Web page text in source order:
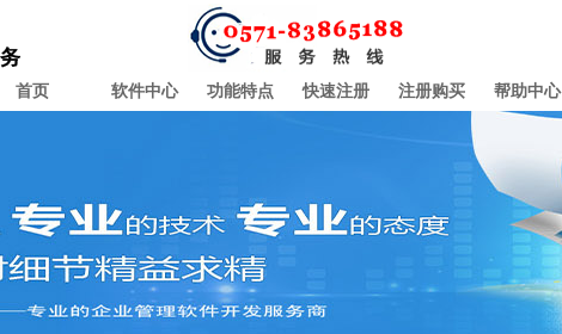
首页 软件中心 功能特点 快速注册 注册购买 帮助中心